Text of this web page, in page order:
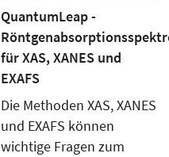
QuantumLeap -
für XAS, XANES und
EXAFS
Die Methoden XAS, XANES
und EXAFS können
wichtige Fragen zum